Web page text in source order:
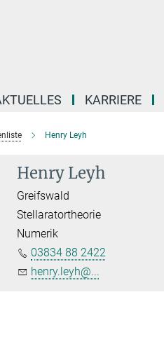
KARRIERE
Henry Leyh
Henry Leyh
Greifswald
Stellaratortheorie
Numerik
03834 88 2422
henry.leyh@...